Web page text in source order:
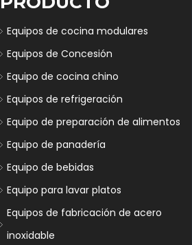
Equipos de cocina modulares
Equipos de Concesión
Equipo de cocina chino
Equipos de refrigeración
Equipo de preparación de alimentos
Equipo de panadería
Equipo de bebidas
Equipo para lavar platos
Equipos de fabricación de acero
inoxidable